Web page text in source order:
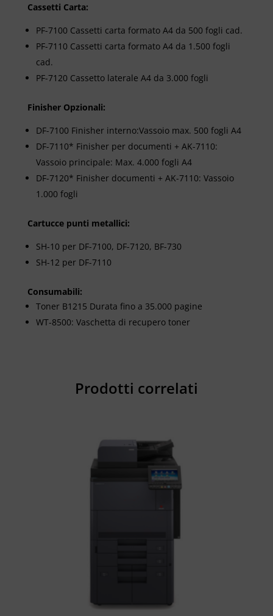
Cassetti Carta:
PF-7100 Cassetti carta formato A4 da 500 fogli cad.
PF-7110 Cassetti carta formato A4 da 1.500 fogli
cad.
PF-7120 Cassetto laterale A4 da 3.000 fogli
Finisher Opzionali:
DF-7100 Finisher interno:Vassoio max. 500 fogli A4
DF-7110* Finisher per documenti + AK-7110:
Vassoio principale: Max. 4.000 fogli A4
DF-7120* Finisher documenti + AK-7110: Vassoio
1.000 fogli
Cartucce punti metallici:
SH-10 per DF-7100, DF-7120, BF-730
SH-12 per DF-7110
Consumabili:
Toner B1215 Durata fino a 35.000 pagine
WT-8500: Vaschetta di recupero toner
Prodotti correlati